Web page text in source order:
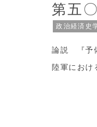
第五
政治経済史
論説 『予
陸軍にお